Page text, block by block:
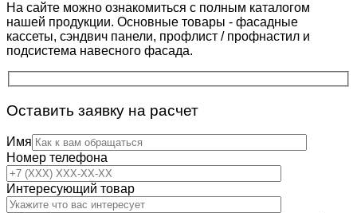
На сайте можно ознакомиться с полным каталогом
нашей продукции. Основные товары - фасадные
кассеты, сэндвич панели, профлист / профнастил и
подсистема навесного фасада.
Оставить заявку на расчет
Имя
Номер телефона
Интересующий товар